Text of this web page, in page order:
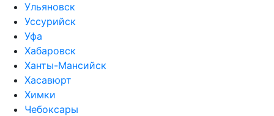
Ульяновск
Уссурийск
Уфа
Хабаровск
Ханты-Мансийск
Хасавюрт
Химки
Чебоксары